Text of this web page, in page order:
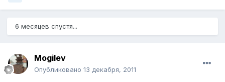
6 месяцев спустя...
Mogilev
Опубликовано 13 декабря, 2011